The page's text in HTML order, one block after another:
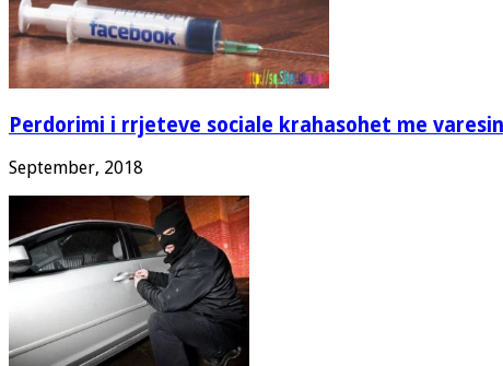
Perdorimi i rrjeteve sociale krahasohet me
September, 2018